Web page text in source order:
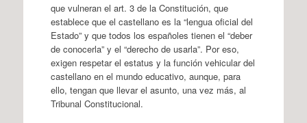
que vulneran el art. 3 de la Constitución, que
establece que el castellano es la “lengua oficial del
Estado” y que todos los españoles tienen el “deber
de conocerla” y el “derecho de usarla”. Por eso,
exigen respetar el estatus y la función vehicular del
castellano en el mundo educativo, aunque, para
ello, tengan que llevar el asunto, una vez más, al
Tribunal Constitucional.